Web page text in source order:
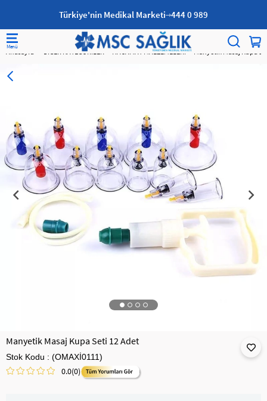
Türkiye'nin Medikal Marketi 444 0 989
Anasayfa DİĞER KATEGORİLER HACAMAT MALZEMELERİ Manyetik Masaj Kupa
Manyetik Masaj Kupa Seti 12 Adet
Stok Kodu (OMAXİ0111)
0.0(0)